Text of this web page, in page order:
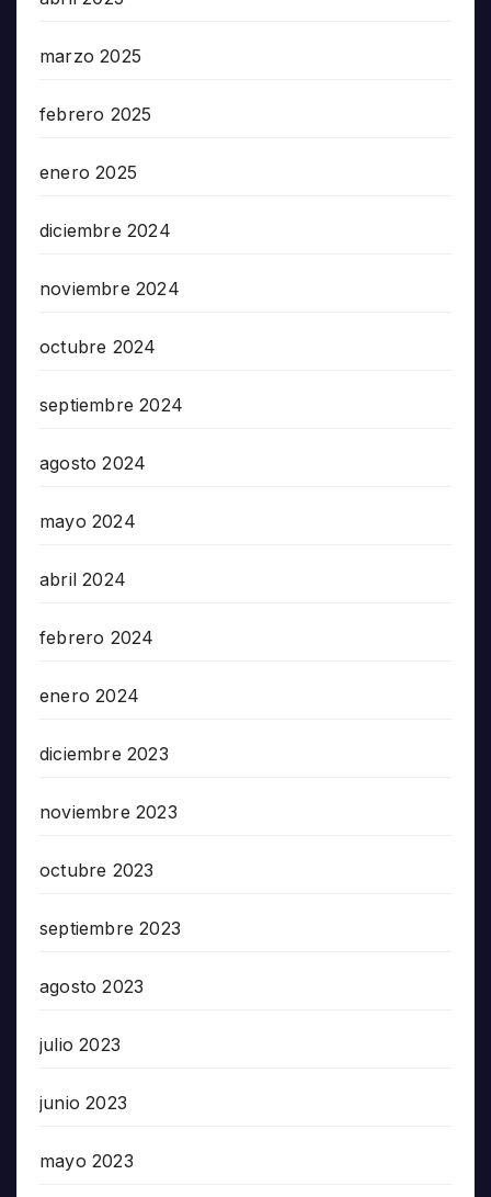
marzo 2025
febrero 2025
enero 2025
diciembre 2024
noviembre 2024
octubre 2024
septiembre 2024
agosto 2024
mayo 2024
abril 2024
febrero 2024
enero 2024
diciembre 2023
noviembre 2023
octubre 2023
septiembre 2023
agosto 2023
julio 2023
junio 2023
mayo 2023